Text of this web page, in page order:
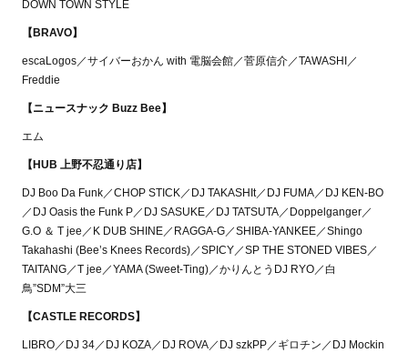
DOWN TOWN STYLE
【BRAVO】
escaLogos／サイバーおかん with 電脳会館／菅原信介／TAWASHI／
Freddie
【ニュースナック Buzz Bee】
エム
【HUB 上野不忍通り店】
DJ Boo Da Funk／CHOP STICK／DJ TAKASHIt／DJ FUMA／DJ KEN-BO
／DJ Oasis the Funk P／DJ SASUKE／DJ TATSUTA／Doppelganger／
G.O ＆ T jee／K DUB SHINE／RAGGA-G／SHIBA-YANKEE／Shingo
Takahashi (Bee’s Knees Records)／SPICY／SP THE STONED VIBES／
TAITANG／T jee／YAMA (Sweet-Ting)／かりんとうDJ RYO／白
鳥”SDM”大三
【CASTLE RECORDS】
LIBRO／DJ 34／DJ KOZA／DJ ROVA／DJ szkPP／ギロチン／DJ Mockin